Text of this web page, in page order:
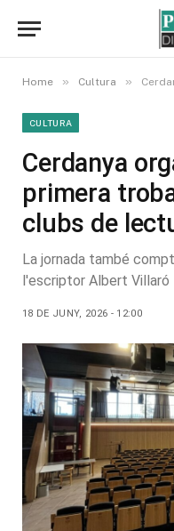
Home » Cultura » Cerdanya
CULTURA
Cerdanya
primera
clubs de
La jornada també
l'escriptor Albert Villaró
18 DE JUNY, 2026 - 12:00